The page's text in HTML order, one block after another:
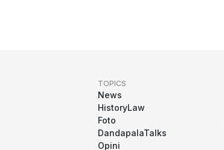
TOPICS
News
HistoryLaw
Foto
DandapalaTalks
Opini